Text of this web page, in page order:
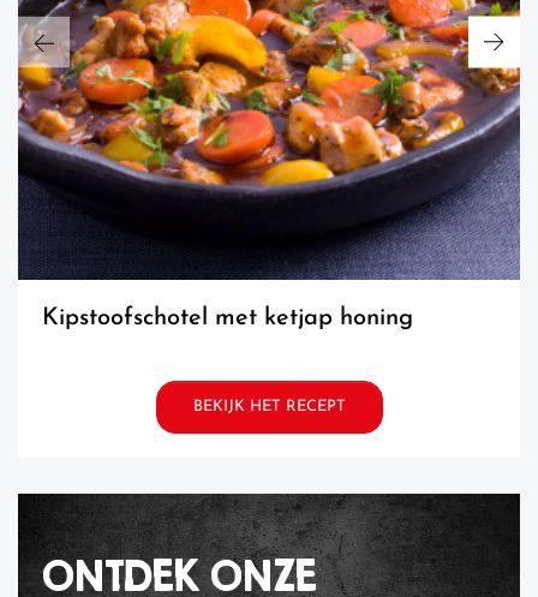
ONTDEK ONZE
kipstoofschotel met ketjap honing
BEKIJK HET RECEPT